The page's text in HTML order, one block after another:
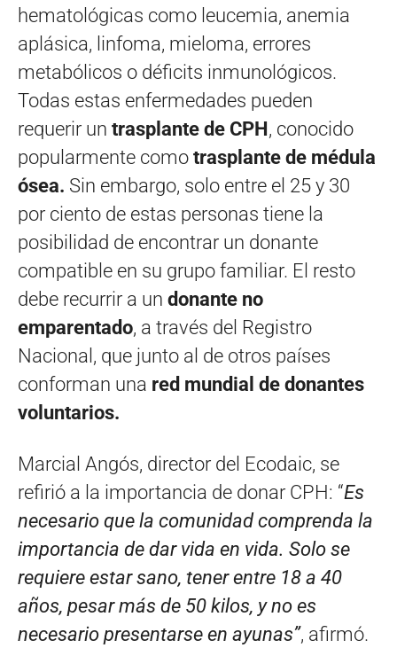
hematológicas como leucemia, anemia
aplásica, linfoma, mieloma, errores
metabólicos o déficits inmunológicos.
Todas estas enfermedades pueden
requerir un trasplante de CPH, conocido
popularmente como trasplante de médula
ósea. Sin embargo, solo entre el 25 y 30
por ciento de estas personas tiene la
posibilidad de encontrar un donante
compatible en su grupo familiar. El resto
debe recurrir a un donante no
emparentado, a través del Registro
Nacional, que junto al de otros países
conforman una red mundial de donantes
voluntarios.
Marcial Angós, director del Ecodaic, se
refirió a la importancia de donar CPH: “Es
necesario que la comunidad comprenda la
importancia de dar vida en vida. Solo se
requiere estar sano, tener entre 18 a 40
años, pesar más de 50 kilos, y no es
necesario presentarse en ayunas”, afirmó.